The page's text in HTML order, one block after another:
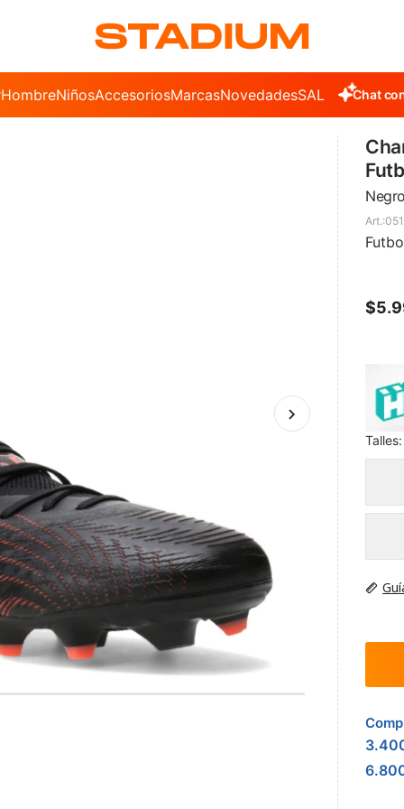
HombreNiñosAccesoriosMarcasNovedadesSALE Chat
$
Talles: